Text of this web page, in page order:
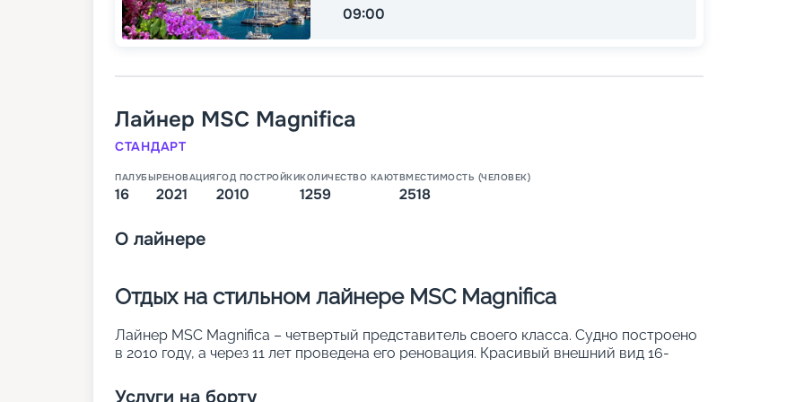
09:00
Лайнер MSC Magnifica
СТАНДАРТ
ПАЛУБЫ
16
РЕНОВАЦИЯ
2021
ГОД ПОСТРОЙКИ
2010
КОЛИЧЕСТВО КАЮТ
1259
ВМЕСТИМОСТЬ (ЧЕЛОВЕК)
2518
О лайнере
Отдых на стильном лайнере MSC Magnifica
Лайнер MSC Magnifica – четвертый представитель своего класса. Судно построено
в 2010 году, а через 11 лет проведена его реновация. Красивый внешний вид 16-
предусмотрено 1 259 кают разных категорий. Другие характеристики:
Услуги на борту